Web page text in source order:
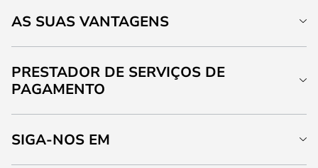
AS SUAS VANTAGENS
PRESTADOR DE SERVIÇOS DE
PAGAMENTO
SIGA-NOS EM